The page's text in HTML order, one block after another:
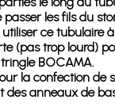
les fils du
ce tubulaire
(pas trop lourd)
BOCAMA.
la confection de
des anneaux de